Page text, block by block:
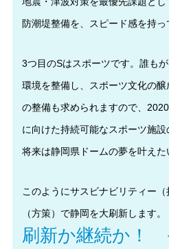
防潮堤整備を、スピード感を持っ
3つ目のSはスポーツです。誰も
環境を整備し、スポーツ文化の
の整備も求められますので、
に向けた持続可能なスポーツ施設
将来は静岡県ドームの夢を叶えた
このようにサスビナビリティー
（方策）で静岡を大刷新します。
刷新か継続か！